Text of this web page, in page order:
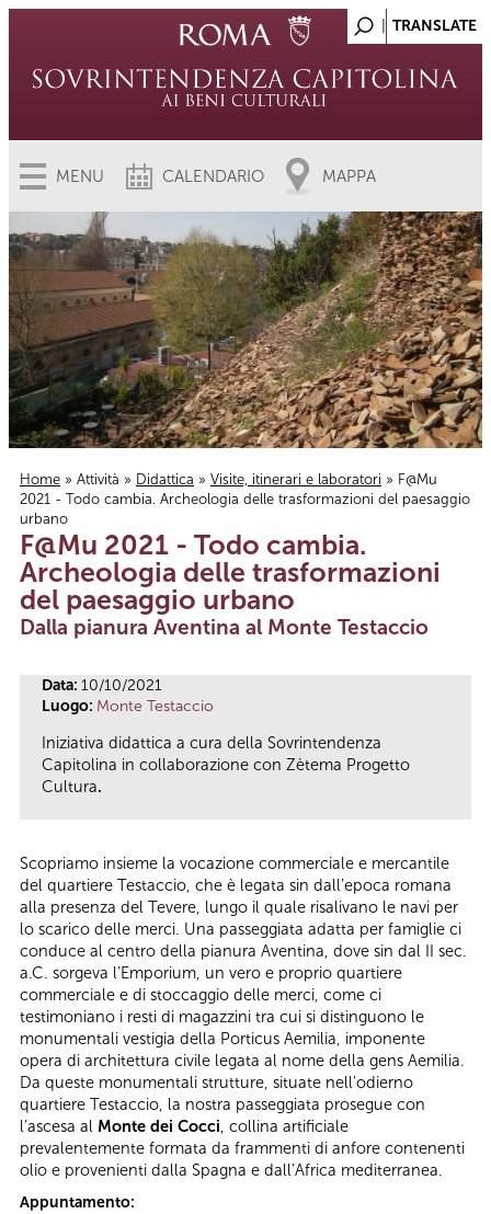
MENU CALENDARIO MAPPA
Tu sei qui
Home » Attività » Didattica » Visite, itinerari e laboratori » F@Mu
2021 - Todo cambia. Archeologia delle trasformazioni del paesaggio
urbano
F@Mu 2021 - Todo cambia.
Archeologia delle trasformazioni
del paesaggio urbano
Dalla pianura Aventina al Monte Testaccio
Data: 10/10/2021
Luogo: Monte Testaccio
Iniziativa didattica a cura della Sovrintendenza
Capitolina in collaborazione con Zètema Progetto
Cultura.
Scopriamo insieme la vocazione commerciale e mercantile
del quartiere Testaccio, che è legata sin dall’epoca romana
alla presenza del Tevere, lungo il quale risalivano le navi per
lo scarico delle merci. Una passeggiata adatta per famiglie ci
conduce al centro della pianura Aventina, dove sin dal II sec.
a.C. sorgeva l’Emporium, un vero e proprio quartiere
commerciale e di stoccaggio delle merci, come ci
testimoniano i resti di magazzini tra cui si distinguono le
monumentali vestigia della Porticus Aemilia, imponente
opera di architettura civile legata al nome della gens Aemilia.
Da queste monumentali strutture, situate nell'odierno
quartiere Testaccio, la nostra passeggiata prosegue con
l’ascesa al Monte dei Cocci, collina artificiale
prevalentemente formata da frammenti di anfore contenenti
olio e provenienti dalla Spagna e dall’Africa mediterranea.
Appuntamento: